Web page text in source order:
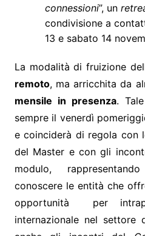
connessioni”, un
condivisione a
13 e sabato 14
La modalità di fruizione
remoto, ma arricchita da
mensile in presenza.
sempre il venerdì
e coinciderà di regola con
del Master e con gli
modulo, rappresentando
conoscere le entità che
opportunità per
internazionale nel settore